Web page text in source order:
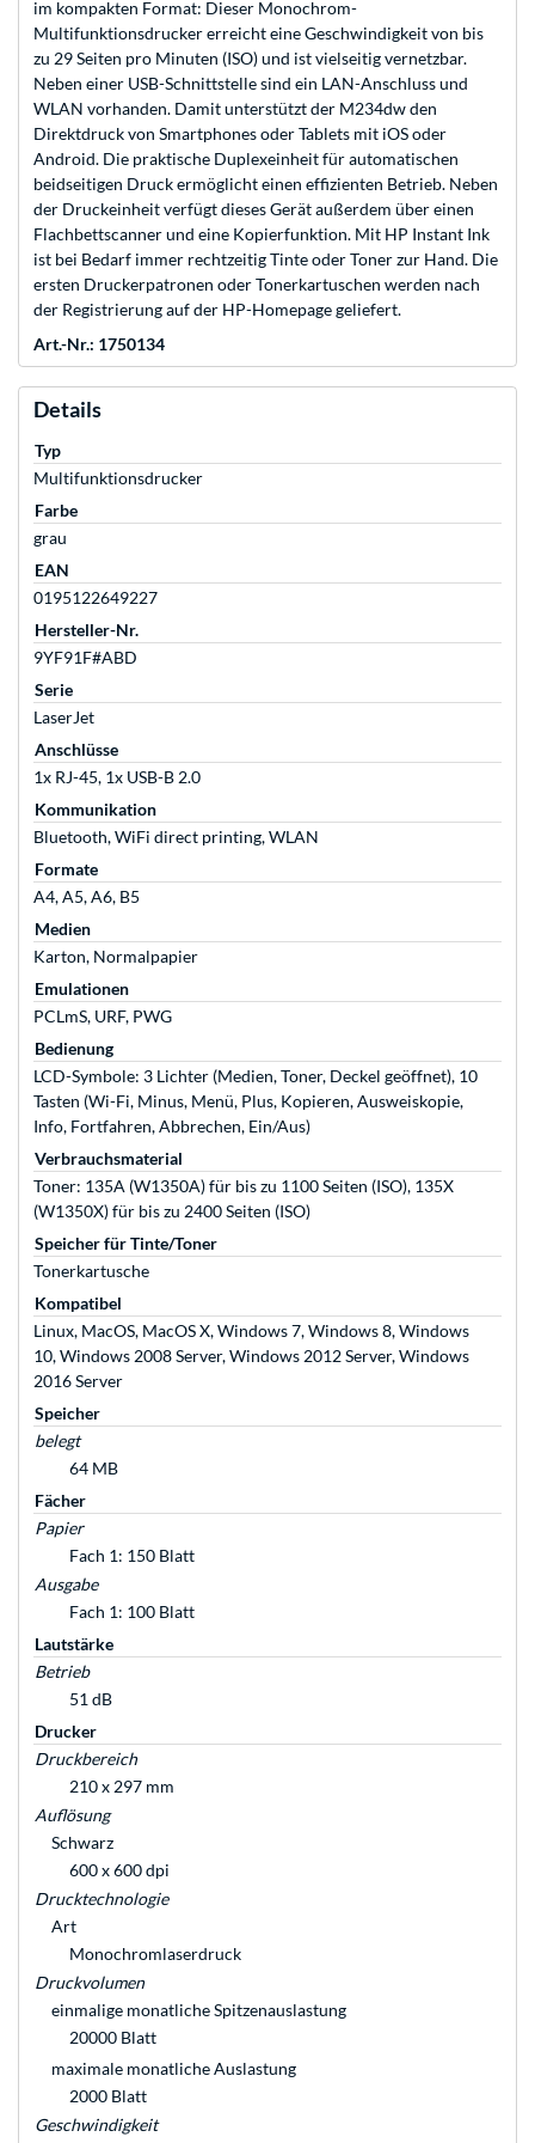
im kompakten Format: Dieser Monochrom-
Multifunktionsdrucker erreicht eine Geschwindigkeit von bis
zu 29 Seiten pro Minuten (ISO) und ist vielseitig vernetzbar.
Neben einer USB-Schnittstelle sind ein LAN-Anschluss und
WLAN vorhanden. Damit unterstützt der M234dw den
Direktdruck von Smartphones oder Tablets mit iOS oder
Android. Die praktische Duplexeinheit für automatischen
beidseitigen Druck ermöglicht einen effizienten Betrieb. Neben
der Druckeinheit verfügt dieses Gerät außerdem über einen
Flachbettscanner und eine Kopierfunktion. Mit HP Instant Ink
ist bei Bedarf immer rechtzeitig Tinte oder Toner zur Hand. Die
ersten Druckerpatronen oder Tonerkartuschen werden nach
der Registrierung auf der HP-Homepage geliefert.
Art.-Nr.: 1750134
Details
Typ
Multifunktionsdrucker
Farbe
grau
EAN
0195122649227
Hersteller-Nr.
9YF91F#ABD
Serie
LaserJet
Anschlüsse
1x RJ-45, 1x USB-B 2.0
Kommunikation
Bluetooth, WiFi direct printing, WLAN
Formate
A4, A5, A6, B5
Medien
Karton, Normalpapier
Emulationen
PCLmS, URF, PWG
Bedienung
LCD-Symbole: 3 Lichter (Medien, Toner, Deckel geöffnet), 10
Tasten (Wi-Fi, Minus, Menü, Plus, Kopieren, Ausweiskopie,
Info, Fortfahren, Abbrechen, Ein/Aus)
Verbrauchsmaterial
Toner: 135A (W1350A) für bis zu 1100 Seiten (ISO), 135X
(W1350X) für bis zu 2400 Seiten (ISO)
Speicher für Tinte/Toner
Tonerkartusche
Kompatibel
Linux, MacOS, MacOS X, Windows 7, Windows 8, Windows
10, Windows 2008 Server, Windows 2012 Server, Windows
2016 Server
Speicher
belegt
64 MB
Fächer
Papier
Fach 1: 150 Blatt
Ausgabe
Fach 1: 100 Blatt
Lautstärke
Betrieb
51 dB
Drucker
Druckbereich
210 x 297 mm
Auflösung
Schwarz
600 x 600 dpi
Drucktechnologie
Art
Monochromlaserdruck
Druckvolumen
einmalige monatliche Spitzenauslastung
20000 Blatt
maximale monatliche Auslastung
2000 Blatt
Geschwindigkeit